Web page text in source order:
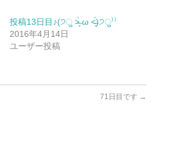
投稿13日目♪(੭ु ˃̶͈̀ ω ˂̶͈́)੭ु⁾⁾
2016年4月14日
ユーザー投稿
71日目です →